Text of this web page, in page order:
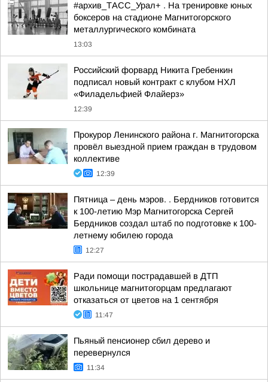
#архив_ТАСС_Урал+ . На тренировке юных
боксеров на стадионе Магнитогорского
металлургического комбината
13:03
Российский форвард Никита Гребенкин
подписал новый контракт с клубом НХЛ
«Филадельфией Флайерз»
12:39
Прокурор Ленинского района г. Магнитогорска
провёл выездной прием граждан в трудовом
коллективе
12:39
Пятница – день мэров. . Бердников готовится
к 100-летию Мэр Магнитогорска Сергей
Бердников создал штаб по подготовке к 100-
летнему юбилею города
12:27
Ради помощи пострадавшей в ДТП
школьнице магнитогорцам предлагают
отказаться от цветов на 1 сентября
11:47
Пьяный пенсионер сбил дерево и
перевернулся
11:34